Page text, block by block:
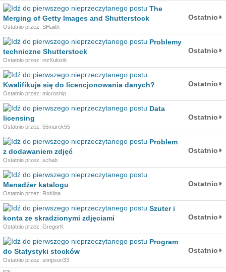
The
Merging of Getty Images and Shutterstock
Ostatnio przez: SHaiith
Ostatnio
Problemy
techniczne Shutterstock
Ostatnio przez: inzKulozik
Ostatnio
Kwalifikuje się do licencjonowania danych?
Ostatnio przez: microship
Ostatnio
Data
licensing
Ostatnio przez: 55marek55
Ostatnio
Problem
z dodawaniem zdjęć
Ostatnio przez: schab
Ostatnio
Menadżer katalogu
Ostatnio przez: Roślina
Ostatnio
Szuter i
konta ze skradzionymi zdjęciami
Ostatnio przez: GregorK
Ostatnio
Program
do Statystyki stocków
Ostatnio przez: simpson33
Ostatnio